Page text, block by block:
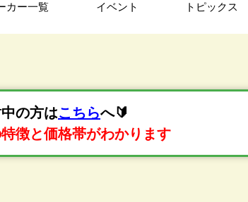
カー一覧 イベント トピックス
の方はこちらへ🔰
徴と価格帯がわかります